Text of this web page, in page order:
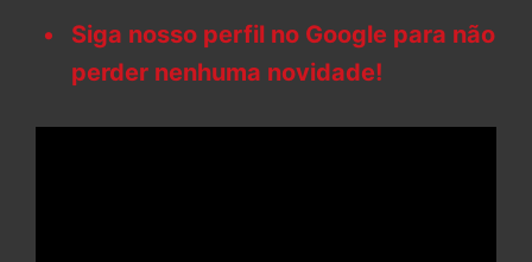
Siga nosso perfil no Google para não
perder nenhuma novidade!